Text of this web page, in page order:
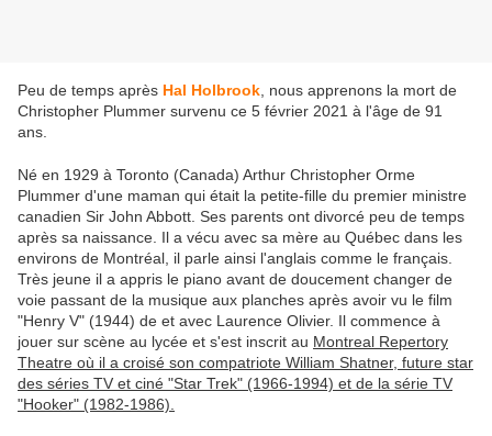
Peu de temps après Hal Holbrook , nous apprenons la mort de
Christopher Plummer survenu ce 5 février 2021 à l'âge de 91
ans.
Né en 1929 à Toronto (Canada) Arthur Christopher Orme
Plummer d'une maman qui était la petite-fille du premier ministre
canadien Sir John Abbott. Ses parents ont divorcé peu de temps
après sa naissance. Il a vécu avec sa mère au Québec dans les
environs de Montréal, il parle ainsi l'anglais comme le français.
Très jeune il a appris le piano avant de doucement changer de
voie passant de la musique aux planches après avoir vu le film
"Henry V" (1944) de et avec Laurence Olivier. Il commence à
jouer sur scène au lycée et s'est inscrit au Montreal Repertory
Theatre où il a croisé son compatriote William Shatner, future star
des séries TV et ciné "Star Trek" (1966-1994) et de la série TV
"Hooker" (1982-1986).